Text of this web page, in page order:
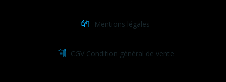
Mentions légales
CGV Condition général de vente